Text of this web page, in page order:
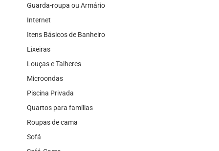
Guarda-roupa ou Armário
Internet
Itens Básicos de Banheiro
Lixeiras
Louças e Talheres
Microondas
Piscina Privada
Quartos para famílias
Roupas de cama
Sofá